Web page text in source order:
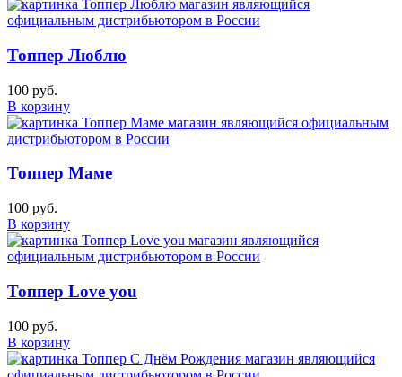
Топпер Люблю
100 руб.
В корзину
Топпер Маме
100 руб.
В корзину
Топпер Love you
100 руб.
В корзину